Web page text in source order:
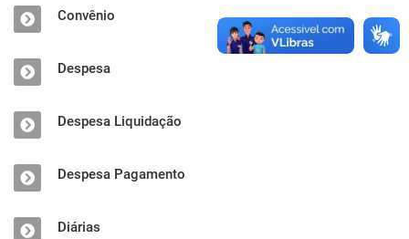
Convênio
Despesa
Despesa Liquidação
Despesa Pagamento
Diárias